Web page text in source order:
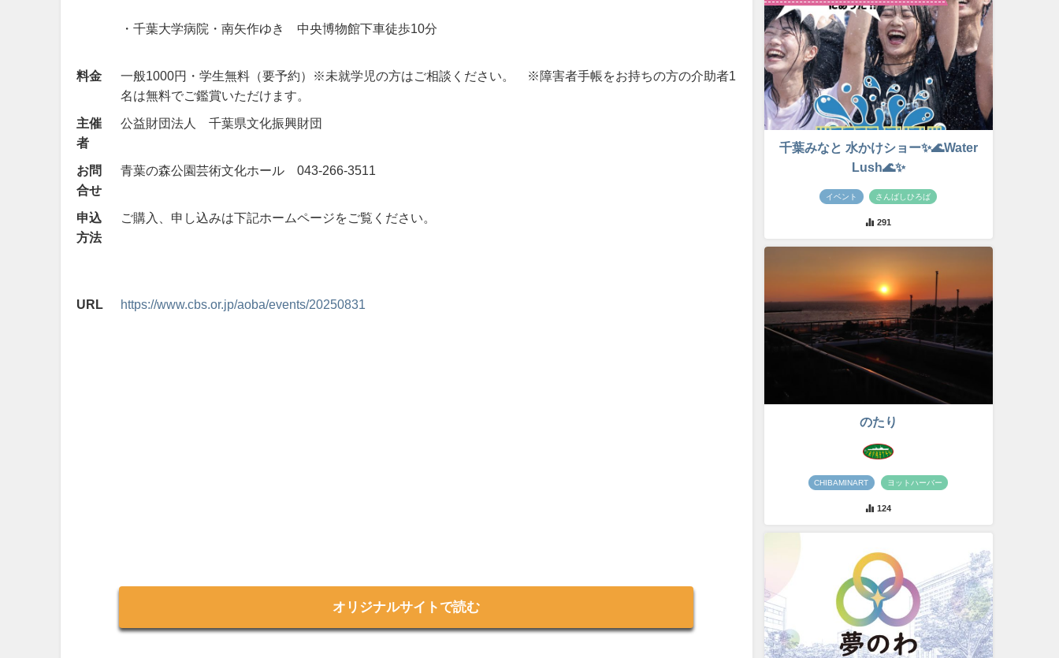
・千葉大学病院・南矢作ゆき 中央博物館下車徒歩10分
料金
一般1000円・学生無料（要予約）※未就学児の方はご相談ください。 ※障害者手帳をお持ちの方の介助者1
名は無料でご鑑賞いただけます。
主催
者
公益財団法人 千葉県文化振興財団
お問
合せ
青葉の森公園芸術文化ホール 043-266-3511
申込
方法
ご購入、申し込みは下記ホームページをご覧ください。
URL https://www.cbs.or.jp/aoba/events/20250831
オリジナルサイトで読む
千葉みなと 水かけショー✨🌊Water
Lush🌊✨
イベント さんばしひろば
291
のたり
CHIBAMINART ヨットハーバー
124